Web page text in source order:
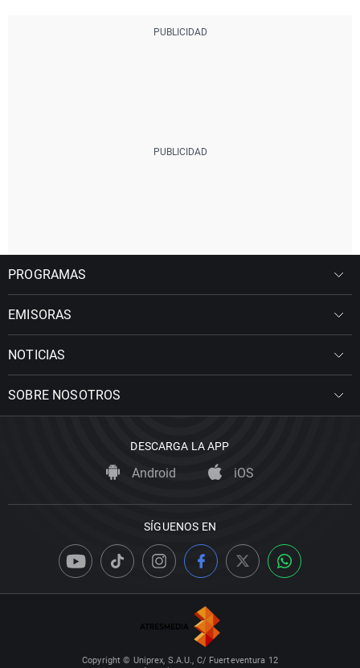
PROGRAMAS
EMISORAS
NOTICIAS
SOBRE NOSOTROS
DESCARGA LA APP
Android iOS
SÍGUENOS EN
Copyright © Uniprex, S.A.U., C/ Fuerteventura 12